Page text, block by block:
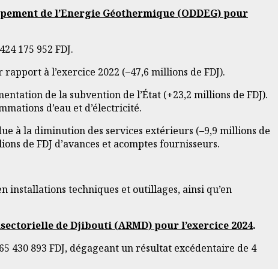
de l’Energie Géothermique (ODDEG) pour
175 952 FDJ.
à l’exercice 2022 (–47,6 millions de FDJ).
de la subvention de l’État (+23,2 millions de FDJ).
d’eau et d’électricité.
à la diminution des services extérieurs (–9,9 millions de
de FDJ d’avances et acomptes fournisseurs.
installations techniques et outillages, ainsi qu’en
de Djibouti (ARMD) pour l’exercice 2024.
430 893 FDJ, dégageant un résultat excédentaire de 4